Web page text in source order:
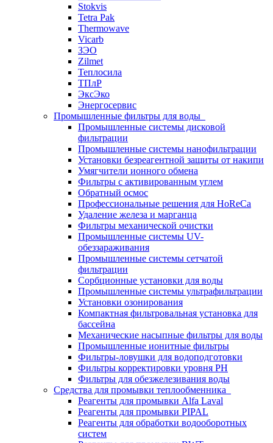
Stokvis
Tetra Pak
Thermowave
Vicarb
ЗЭО
Zilmet
Теплосила
ТПлР
ЭксЭко
Энергосервис
Промышленные фильтры для воды
Промышленные системы дисковой
фильтрации
Промышленные системы нанофильтрации
Установки безреагентной защиты от накипи
Умягчители ионного обмена
Фильтры с активированным углем
Обратный осмос
Профессиональные решения для HoReCa
Удаление железа и марганца
Фильтры механической очистки
Промышленные системы UV-
обеззараживания
Промышленные системы сетчатой
фильтрации
Сорбционные установки для воды
Промышленные системы ультрафильтрации
Установки озонирования
Компактная фильтровальная установка для
бассейна
Механические насыпные фильтры для воды
Промышленные ионитные фильтры
Фильтры-ловушки для водоподготовки
Фильтры корректировки уровня PH
Фильтры для обезжелезивания воды
Средства для промывки теплообменника
Реагенты для промывки Alfa Laval
Реагенты для промывки PIPAL
Реагенты для обработки водооборотных
систем